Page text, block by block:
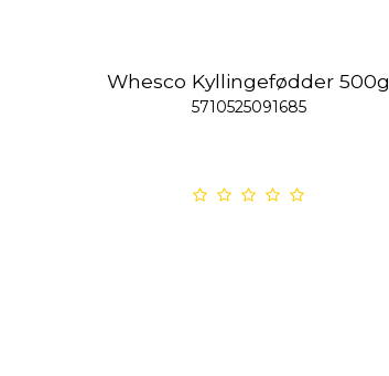
Whesco Kyllingefødder 500g
5710525091685